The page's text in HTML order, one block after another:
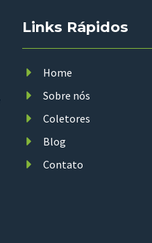
Links Rápidos
Home
Sobre nós
Coletores
Blog
Contato